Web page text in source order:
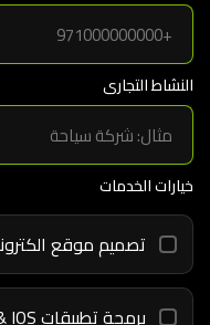
النشاط التجارى
خيارات الخدمات
تصميم موقع الكترونى
برمجة تطبيقات Androi & IOS